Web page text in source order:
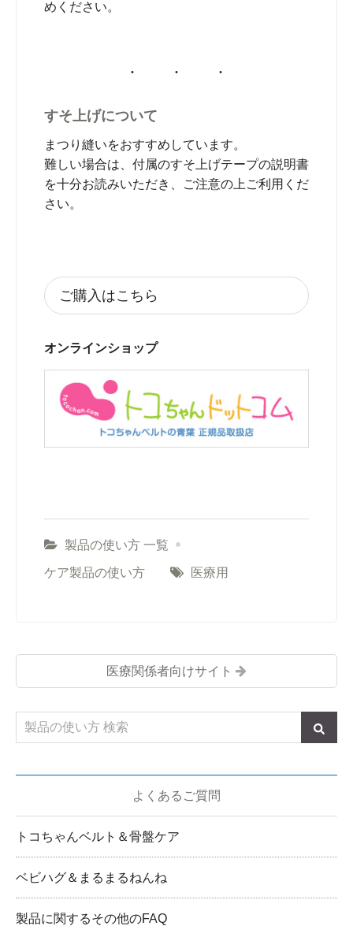
めください。
すそ上げについて
まつり縫いをおすすめしています。
難しい場合は、付属のすそ上げテープの説明書
を十分お読みいただき、ご注意の上ご利用くだ
さい。
ご購入はこちら
オンラインショップ
製品の使い方 一覧
ケア製品の使い方 医療用
医療関係者向けサイト
よくあるご質問
トコちゃんベルト＆骨盤ケア
ベビハグ＆まるまるねんね
製品に関するその他のFAQ